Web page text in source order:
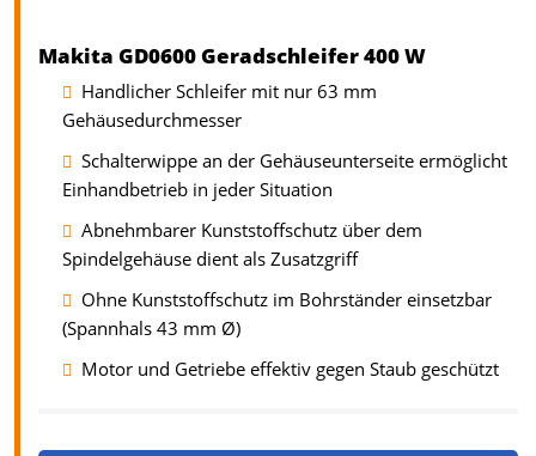
Makita GD0600 Geradschleifer 400 W
Handlicher Schleifer mit nur 63 mm
Gehäusedurchmesser
Schalterwippe an der Gehäuseunterseite ermöglicht
Einhandbetrieb in jeder Situation
Abnehmbarer Kunststoffschutz über dem
Spindelgehäuse dient als Zusatzgriff
Ohne Kunststoffschutz im Bohrständer einsetzbar
(Spannhals 43 mm Ø)
Motor und Getriebe effektiv gegen Staub geschützt